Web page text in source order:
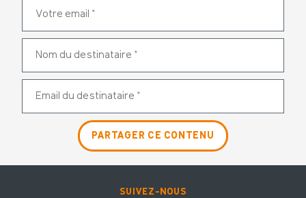
SUIVEZ-NOUS